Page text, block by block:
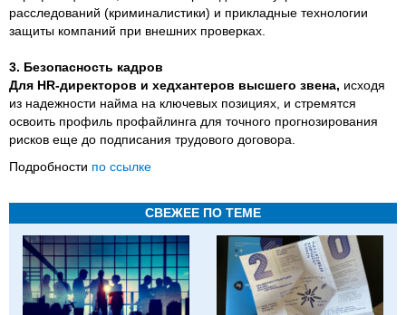
расследований (криминалистики) и прикладные технологии
защиты компаний при внешних проверках.
3. Безопасность кадров
Для HR-директоров и хедхантеров высшего звена, исходя
из надежности найма на ключевых позициях, и стремятся
освоить профиль профайлинга для точного прогнозирования
рисков еще до подписания трудового договора.
Подробности по ссылке
СВЕЖЕЕ ПО ТЕМЕ